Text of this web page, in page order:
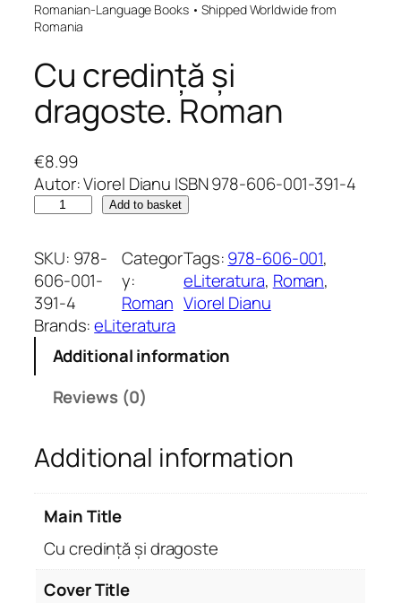
Romanian-Language Books • Shipped Worldwide from
Romania
Cu credință și
dragoste. Roman
€8.99
Autor: Viorel Dianu ISBN 978-606-001-391-4
c
r
e
d
i
d
r
o
Add to basket
SKU: 978-
606-001-
391-4
Categor
y:
Roman
Tags:978-606-001
eLiteratura, Roman
Viorel Dianu
Brands:eLiteratura
Additional information
Reviews (0)
Additional information
Main Title
Cu credință și dragoste
Cover Title